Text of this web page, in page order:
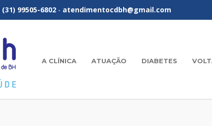
(31) 99505-6802 - atendimentocdbh@gmail.com
A CLÍNICA ATUAÇÃO DIABETES